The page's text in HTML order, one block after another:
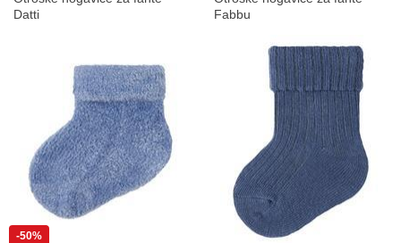
-50%
Datti
Fabbu